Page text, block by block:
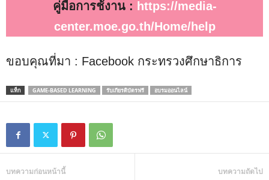
คู่มือการช้งาน : https://media-
center.moe.go.th/Home/help
ขอบคุณที่มา : Facebook กระทรวงศึกษาธิการ
แท็ก GAME-BASED LEARNING รับเกียรติบัตรฟรี อบรมออนไลน์
บทความก่อนหน้านี้ บทความถัดไป